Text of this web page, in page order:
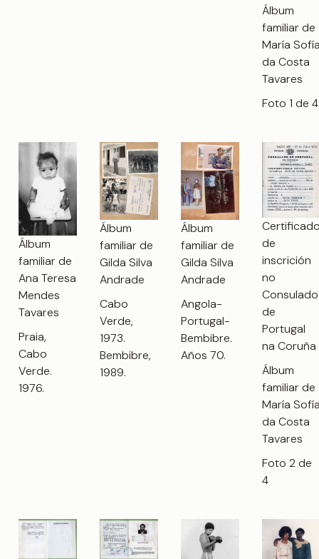
Álbum
familiar de
María
da Costa
Tavares
Foto 1 de 4
Álbum
familiar de
Ana Teresa
Mendes
Tavares
Praia,
Cabo
Verde.
1976.
Álbum
familiar de
Gilda Silva
Andrade
Cabo
Verde,
1973.
Bembibre,
1989.
Álbum
familiar de
Gilda Silva
Andrade
Angola-
Portugal-
Bembibre.
Años 70.
de
inscrición
no
Consulado
de
Portugal
na Coruña
Álbum
familiar de
María
da Costa
Tavares
Foto 2 de
4